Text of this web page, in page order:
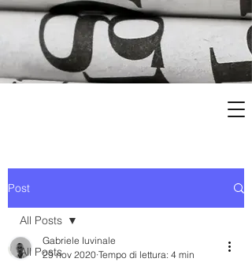
Post
All Posts
All Posts
Gabriele Iuvinale
29 nov 2020 Tempo di lettura: 4 min